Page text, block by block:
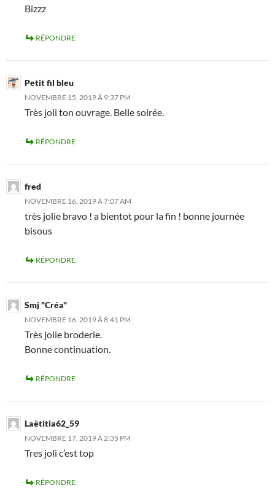
Bizzz
RÉPONDRE
Petit fil bleu
NOVEMBRE 15, 2019 À 9:37 PM
Très joli ton ouvrage. Belle soirée.
RÉPONDRE
fred
NOVEMBRE 16, 2019 À 7:07 AM
très jolie bravo ! a bientot pour la fin ! bonne journée
bisous
RÉPONDRE
Smj "Créa"
NOVEMBRE 16, 2019 À 8:41 PM
Très jolie broderie.
Bonne continuation.
RÉPONDRE
Laëtitia62_59
NOVEMBRE 17, 2019 À 2:35 PM
Tres joli c’est top
RÉPONDRE